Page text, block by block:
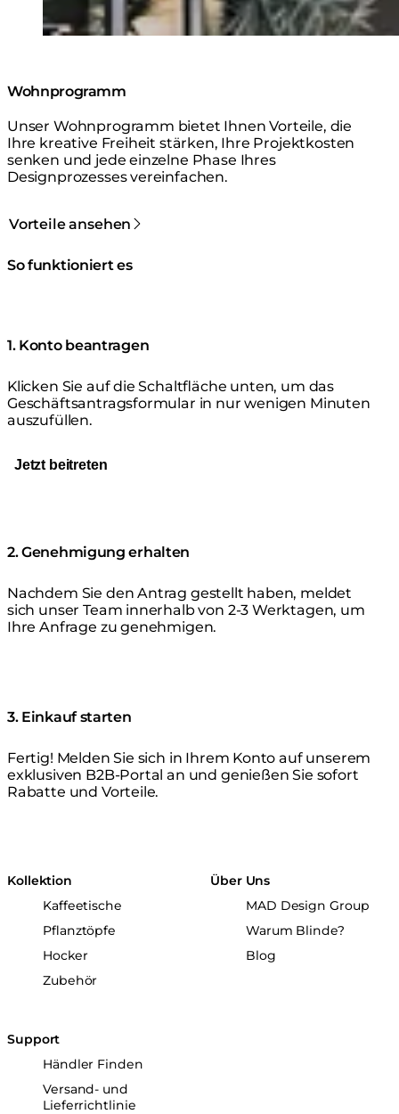
Wohnprogramm
Unser Wohnprogramm bietet Ihnen Vorteile, die
Ihre kreative Freiheit stärken, Ihre Projektkosten
senken und jede einzelne Phase Ihres
Designprozesses vereinfachen.
Vorteile ansehen
So funktioniert es
1. Konto beantragen
Klicken Sie auf die Schaltfläche unten, um das
Geschäftsantragsformular in nur wenigen Minuten
auszufüllen.
Jetzt beitreten
2. Genehmigung erhalten
Nachdem Sie den Antrag gestellt haben, meldet
sich unser Team innerhalb von 2-3 Werktagen, um
Ihre Anfrage zu genehmigen.
3. Einkauf starten
Fertig! Melden Sie sich in Ihrem Konto auf unserem
exklusiven B2B-Portal an und genießen Sie sofort
Rabatte und Vorteile.
Kollektion
Kaffeetische
Pflanztöpfe
Hocker
Zubehör
Über Uns
MAD Design Group
Warum Blinde?
Blog
Support
Händler Finden
Versand- und
Lieferrichtlinie